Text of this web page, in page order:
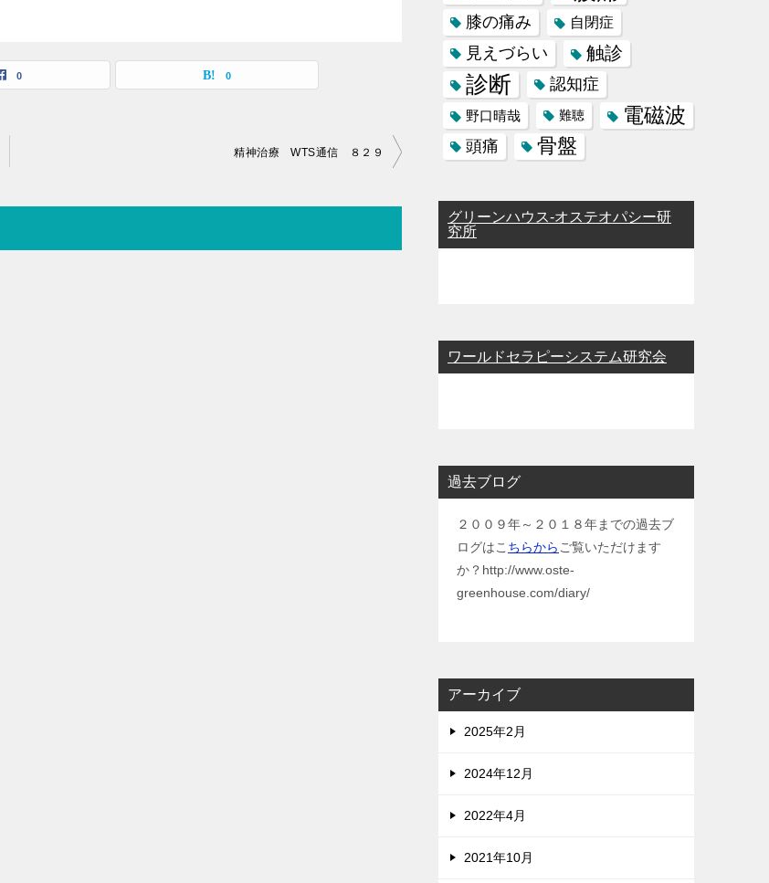
0 0
精神治療 WTS通信 ８２９
膝の痛み 自閉症
見えづらい 触診
診断 認知症
野口晴哉 難聴 電磁波
頭痛 骨盤
グリーンハウス-オステオパシー研
究所
ワールドセラピーシステム研究会
過去ブログ
２００９年～２０１８年までの過去ブ
ログはこ ちらから ご覧いただけます
か？http://www.oste-
greenhouse.com/diary/
アーカイブ
2025年2月
2024年12月
2022年4月
2021年10月